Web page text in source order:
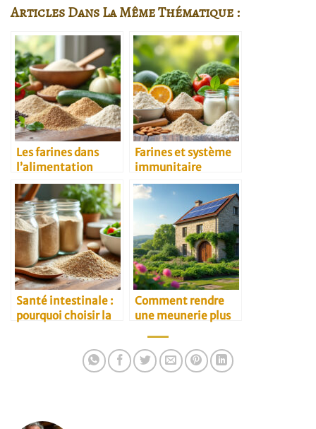
Articles Dans La Même Thématique :
Les farines dans
l’alimentation
végétarienne
Farines et système
immunitaire
Santé intestinale :
pourquoi choisir la
Comment rendre
une meunerie plus